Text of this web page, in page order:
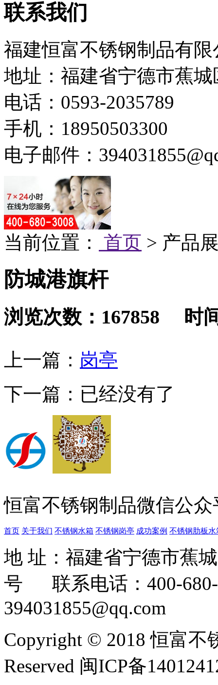
联系我们
福建恒富不锈钢制品有限
地址：福建省宁德市蕉城
电话：0593-2035789
手机：18950503300
电子邮件：
当前位置： 首页 > 产品
防城港旗杆
浏览次数：167858 时
上一篇： 岗亭
下一篇：已经没有了
恒富不锈钢制品微信公众
首页 关于我们 不锈钢水箱 不锈钢岗亭 成功案例 不锈钢肋板水
地 址：福建省宁德市蕉
号 联系电话：400-
394031855@qq.com
Copyright © 2018 恒富不
Reserved 闽ICP备